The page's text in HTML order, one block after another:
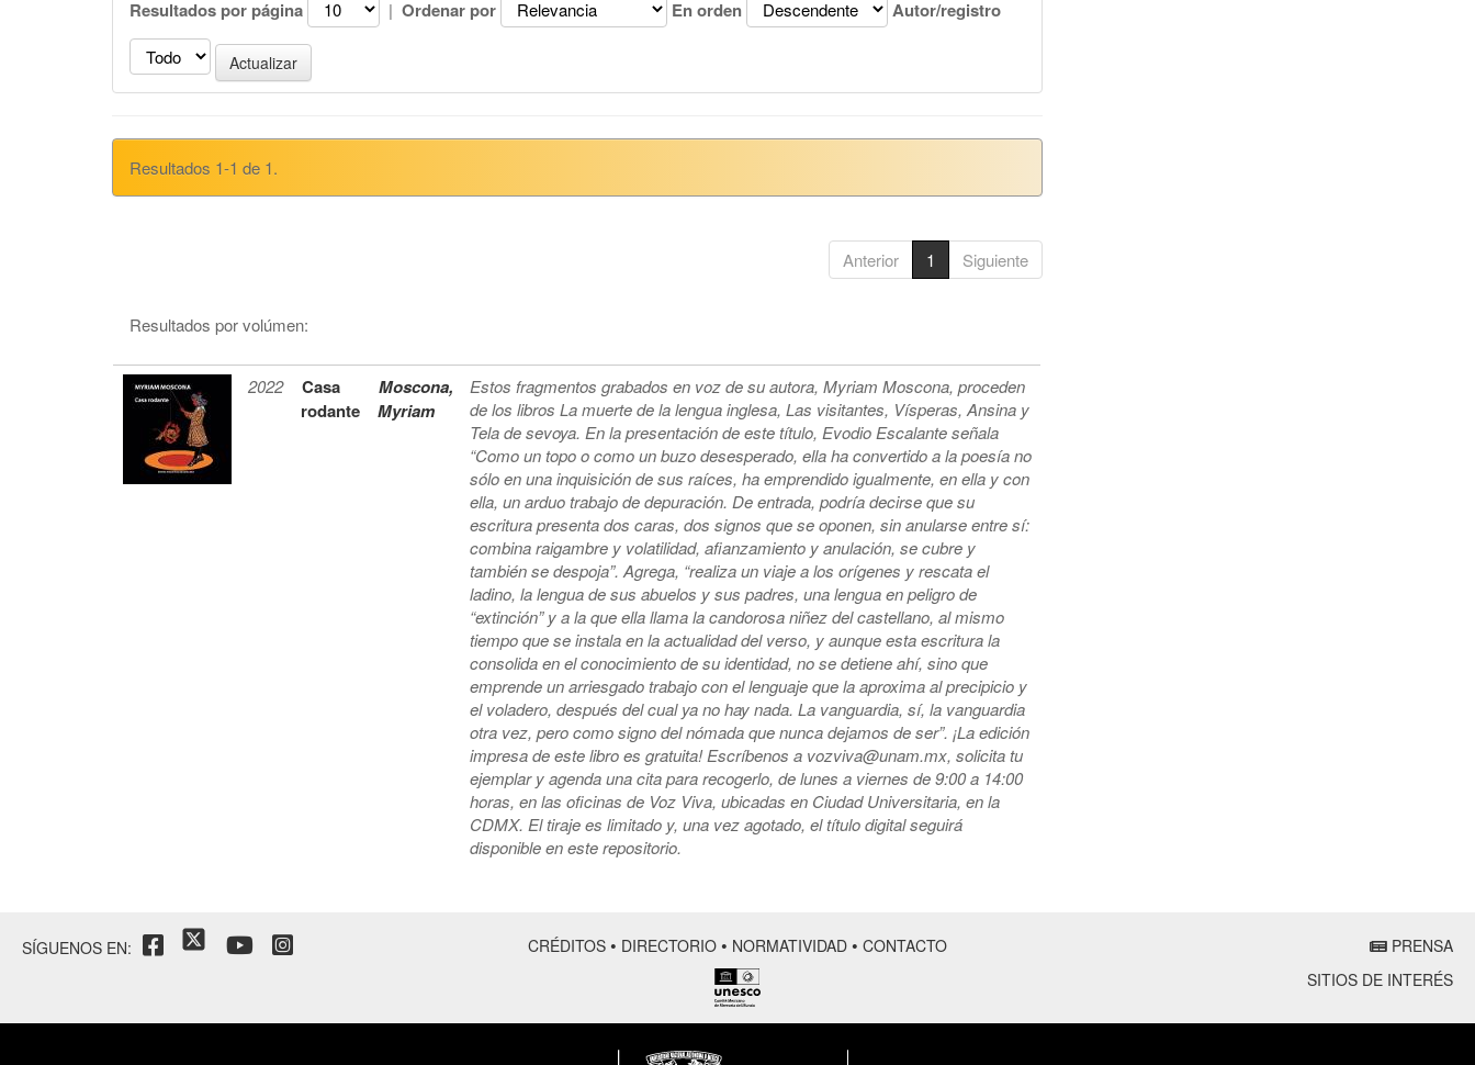
Resultados por página | Ordenar por En orden Autor/registro
Resultados 1-1 de 1.
Anterior 1 Siguiente
Resultados por volúmen:
2022
Casa
rodante
Moscona,
Myriam
Estos fragmentos grabados en voz de su autora, Myriam Moscona, proceden
de los libros La muerte de la lengua inglesa, Las visitantes, Vísperas, Ansina y
Tela de sevoya. En la presentación de este título, Evodio Escalante señala
“Como un topo o como un buzo desesperado, ella ha convertido a la poesía no
sólo en una inquisición de sus raíces, ha emprendido igualmente, en ella y con
ella, un arduo trabajo de depuración. De entrada, podría decirse que su
escritura presenta dos caras, dos signos que se oponen, sin anularse entre sí:
combina raigambre y volatilidad, afianzamiento y anulación, se cubre y
también se despoja”. Agrega, “realiza un viaje a los orígenes y rescata el
ladino, la lengua de sus abuelos y sus padres, una lengua en peligro de
“extinción” y a la que ella llama la candorosa niñez del castellano, al mismo
tiempo que se instala en la actualidad del verso, y aunque esta escritura la
consolida en el conocimiento de su identidad, no se detiene ahí, sino que
emprende un arriesgado trabajo con el lenguaje que la aproxima al precipicio y
el voladero, después del cual ya no hay nada. La vanguardia, sí, la vanguardia
otra vez, pero como signo del nómada que nunca dejamos de ser”. ¡La edición
impresa de este libro es gratuita! Escríbenos a vozviva@unam.mx, solicita tu
ejemplar y agenda una cita para recogerlo, de lunes a viernes de 9:00 a 14:00
horas, en las oficinas de Voz Viva, ubicadas en Ciudad Universitaria, en la
CDMX. El tiraje es limitado y, una vez agotado, el título digital seguirá
disponible en este repositorio.
SÍGUENOS EN: CRÉDITOS • DIRECTORIO • NORMATIVIDAD • CONTACTO
PRENSA
SITIOS DE INTERÉS